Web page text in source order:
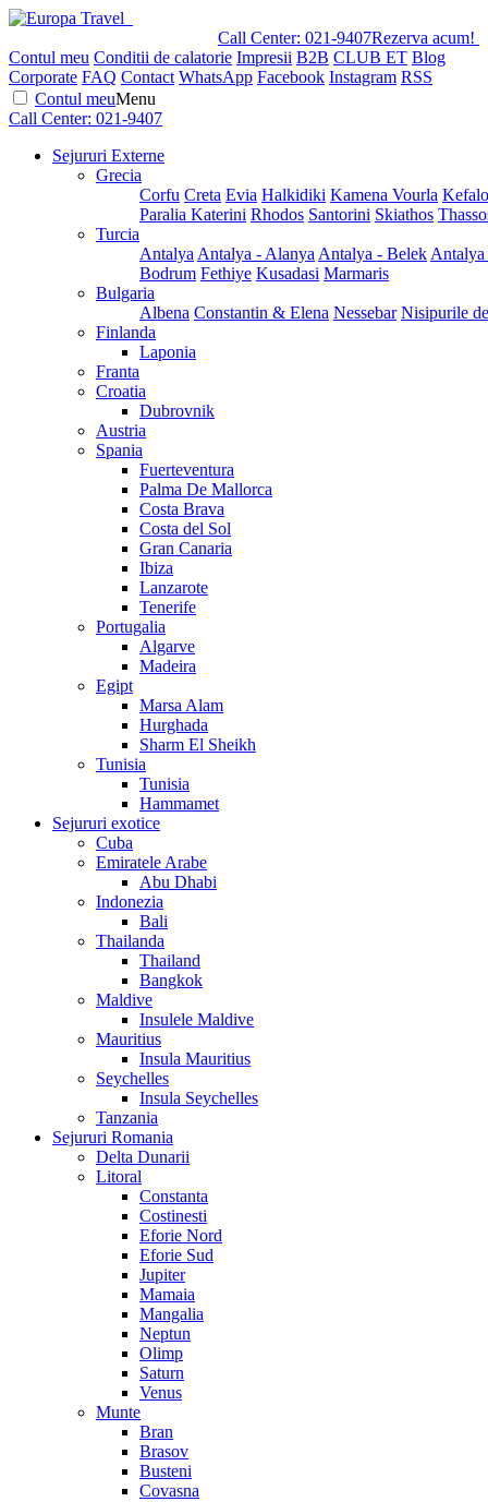
Call Center: 021-9407Rezerva acum!
Contul meu Conditii de calatorie Impresii B2B CLUB ET Blog
Corporate FAQ Contact WhatsApp Facebook Instagram RSS
Contul meuMenu
Call Center: 021-9407
Sejururi Externe
Grecia
Corfu Creta Evia Halkidiki Kamena Vourla
Paralia Katerini Rhodos Santorini Skiathos
Turcia
Antalya Antalya - Alanya Antalya - Belek
Bodrum Fethiye Kusadasi Marmaris
Bulgaria
Albena Constantin & Elena Nessebar Nisipurile
Finlanda
Laponia
Franta
Croatia
Dubrovnik
Austria
Spania
Fuerteventura
Palma De Mallorca
Costa Brava
Costa del Sol
Gran Canaria
Ibiza
Lanzarote
Tenerife
Portugalia
Algarve
Madeira
Egipt
Marsa Alam
Hurghada
Sharm El Sheikh
Tunisia
Tunisia
Hammamet
Sejururi exotice
Cuba
Emiratele Arabe
Abu Dhabi
Indonezia
Bali
Thailanda
Thailand
Bangkok
Maldive
Insulele Maldive
Mauritius
Insula Mauritius
Seychelles
Insula Seychelles
Tanzania
Sejururi Romania
Delta Dunarii
Litoral
Constanta
Costinesti
Eforie Nord
Eforie Sud
Jupiter
Mamaia
Mangalia
Neptun
Olimp
Saturn
Venus
Munte
Bran
Brasov
Busteni
Covasna